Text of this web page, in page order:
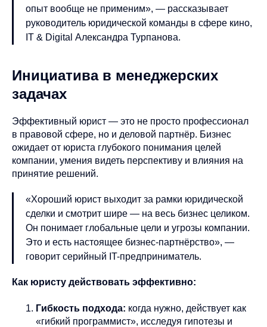
опыт вообще не применим», — рассказывает
руководитель юридической команды в сфере кино,
IT & Digital Александра Турпанова.
Инициатива в менеджерских
задачах
Эффективный юрист — это не просто профессионал
в правовой сфере, но и деловой партнёр. Бизнес
ожидает от юриста глубокого понимания целей
компании, умения видеть перспективу и влияния на
принятие решений.
«Хороший юрист выходит за рамки юридической
сделки и смотрит шире — на весь бизнес целиком.
Он понимает глобальные цели и угрозы компании.
Это и есть настоящее бизнес-партнёрство», —
говорит серийный IT-предприниматель.
Как юристу действовать эффективно:
Гибкость подхода: когда нужно, действует как
«гибкий программист», исследуя гипотезы и